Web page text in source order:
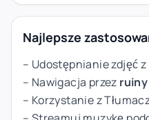
Najlepsze
– Udostępnianie zdjęć z
– Nawigacja przez
– Korzystanie z